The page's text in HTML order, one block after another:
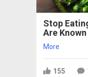
Stop
Are
More
155